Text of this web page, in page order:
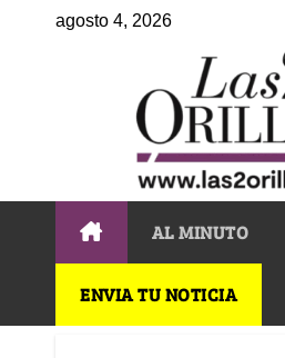
agosto 4, 2026
AL MINUTO
ENVIA TU NOTICIA